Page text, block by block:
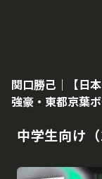
関口勝己｜【日
強豪・東都京葉
中学生向け（